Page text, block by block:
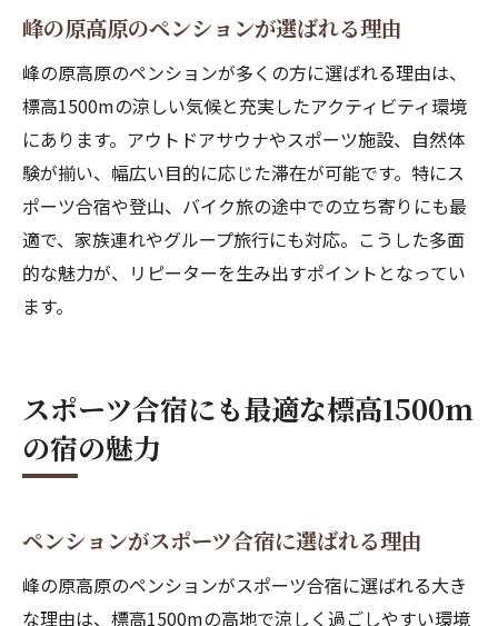
峰の原高原のペンションが選ばれる理由
峰の原高原のペンションが多くの方に選ばれる理由は、
標高1500mの涼しい気候と充実したアクティビティ環境
にあります。アウトドアサウナやスポーツ施設、自然体
験が揃い、幅広い目的に応じた滞在が可能です。特にス
ポーツ合宿や登山、バイク旅の途中での立ち寄りにも最
適で、家族連れやグループ旅行にも対応。こうした多面
的な魅力が、リピーターを生み出すポイントとなってい
ます。
スポーツ合宿にも最適な標高1500m
の宿の魅力
ペンションがスポーツ合宿に選ばれる理由
峰の原高原のペンションがスポーツ合宿に選ばれる大き
な理由は、標高1500mの高地で涼しく過ごしやすい環境